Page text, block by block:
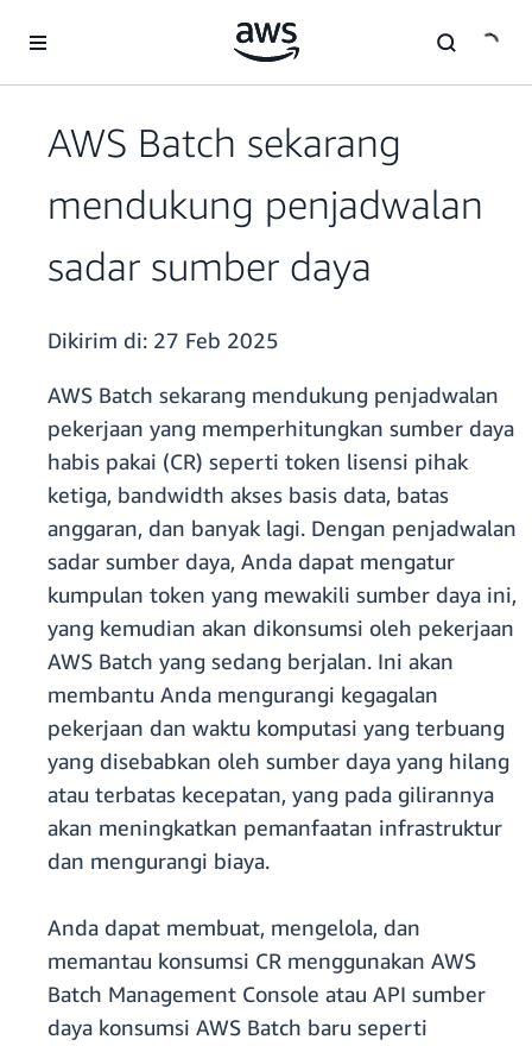
AWS Batch sekarang
mendukung penjadwalan
sadar sumber daya
Dikirim di: 27 Feb 2025
AWS Batch sekarang mendukung penjadwalan
pekerjaan yang memperhitungkan sumber daya
habis pakai (CR) seperti token lisensi pihak
ketiga, bandwidth akses basis data, batas
anggaran, dan banyak lagi. Dengan penjadwalan
sadar sumber daya, Anda dapat mengatur
kumpulan token yang mewakili sumber daya ini,
yang kemudian akan dikonsumsi oleh pekerjaan
AWS Batch yang sedang berjalan. Ini akan
membantu Anda mengurangi kegagalan
pekerjaan dan waktu komputasi yang terbuang
yang disebabkan oleh sumber daya yang hilang
atau terbatas kecepatan, yang pada gilirannya
akan meningkatkan pemanfaatan infrastruktur
dan mengurangi biaya.
Anda dapat membuat, mengelola, dan
memantau konsumsi CR menggunakan AWS
Batch Management Console atau API sumber
daya konsumsi AWS Batch baru seperti